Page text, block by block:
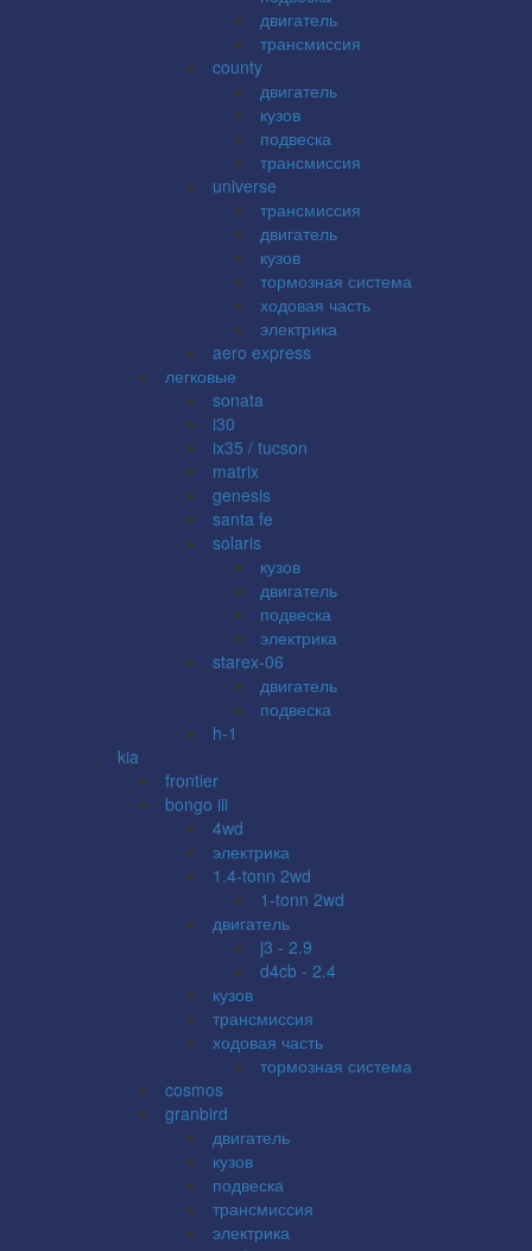
двигатель
трансмиссия
county
двигатель
кузов
подвеска
трансмиссия
universe
трансмиссия
двигатель
кузов
тормозная система
ходовая часть
электрика
aero express
легковые
sonata
i30
ix35 / tucson
matrix
genesis
santa fe
solaris
кузов
двигатель
подвеска
электрика
starex-06
двигатель
подвеска
h-1
kia
frontier
bongo iii
4wd
электрика
1.4-tonn 2wd
1-tonn 2wd
двигатель
j3 - 2.9
d4cb - 2.4
кузов
трансмиссия
ходовая часть
тормозная система
cosmos
granbird
двигатель
кузов
подвеска
трансмиссия
электрика